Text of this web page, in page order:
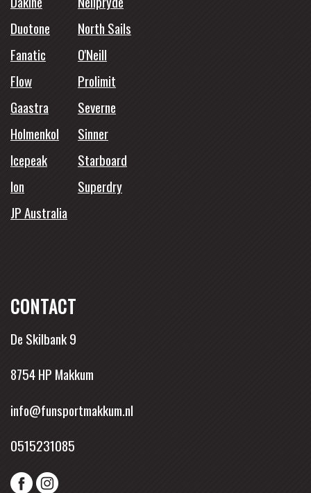
Duotone
North Sails
Fanatic
O'Neill
Flow
Prolimit
Gaastra
Severne
Holmenkol
Sinner
Icepeak
Starboard
Ion
Superdry
JP Australia
CONTACT
De Skilbank 9
8754 HP Makkum
info@funsportmakkum.nl
0515231085